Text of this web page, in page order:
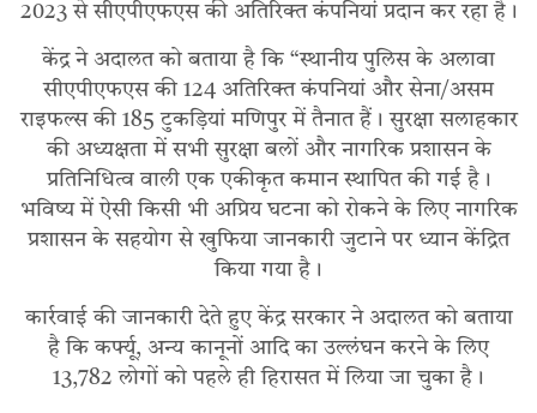
2023 से सीएपीएफएस की अतिरिक्त कंपनियां प्रदान कर रहा है।
केंद्र ने अदालत को बताया है कि “स्थानीय पुलिस के अलावा
सीएपीएफएस की 124 अतिरिक्त कंपनियां और सेना/असम
राइफल्स की 185 टुकड़ियां मणिपुर में तैनात हैं। सुरक्षा सलाहकार
की अध्यक्षता में सभी सुरक्षा बलों और नागरिक प्रशासन के
प्रतिनिधित्व वाली एक एकीकृत कमान स्थापित की गई है।
भविष्य में ऐसी किसी भी अप्रिय घटना को रोकने के लिए नागरिक
प्रशासन के सहयोग से खुफिया जानकारी जुटाने पर ध्यान केंद्रित
किया गया है।
कार्रवाई की जानकारी देते हुए केंद्र सरकार ने अदालत को बताया
है कि कर्फ्यू, अन्य कानूनों आदि का उल्लंघन करने के लिए
13,782 लोगों को पहले ही हिरासत में लिया जा चुका है।